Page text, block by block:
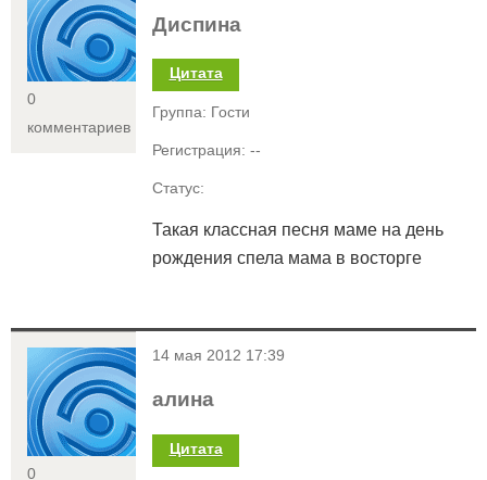
0
комментариев
Диспина
Цитата
Группа: Гости
Регистрация: --
Статус:
Такая классная песня маме на день
рождения спела мама в восторге
<
0
14 мая 2012 17:39
алина
Цитата